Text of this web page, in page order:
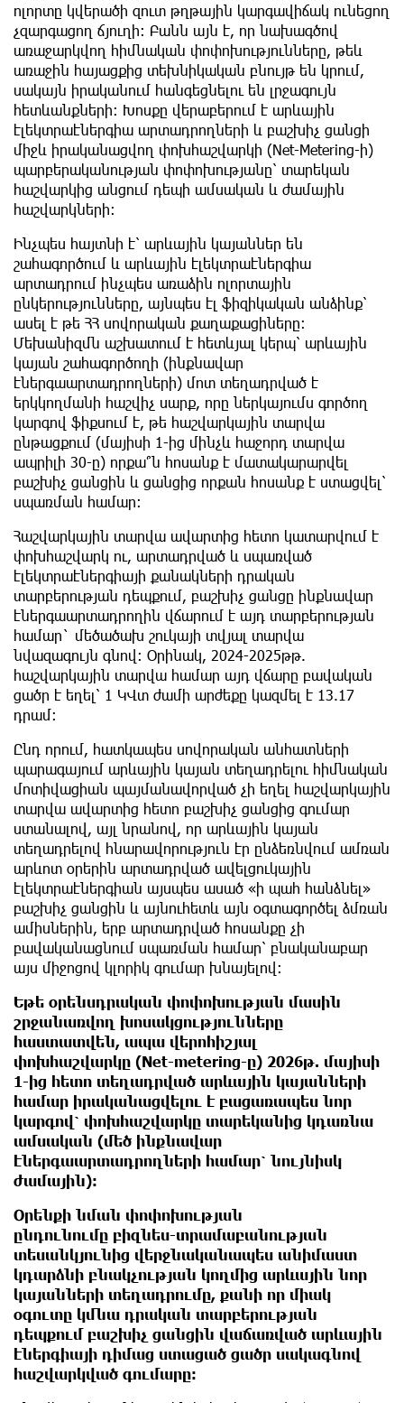
ոլորտը կվերածի զուտ թղթային կարգավիճակ ունեցող
չզարգացող ճյուղի։ Բանն այն է, որ նախագծով
առաջարկվող հիմնական փոփոխությունները, թեև
առաջին հայացքից տեխնիկական բնույթ են կրում,
սակայն իրականում հանգեցնելու են լրջագույն
հետևանքների։ Խոսքը վերաբերում է արևային
էլեկտրաէներգիա արտադրողների և բաշխիչ ցանցի
միջև իրականացվող փոխհաշվարկի (Net-Metering-ի)
պարբերականության փոփոխությանը՝ տարեկան
հաշվարկից անցում դեպի ամսական և ժամային
հաշվարկների։
Ինչպես հայտնի է՝ արևային կայաններ են
շահագործում և արևային էլեկտրաէներգիա
արտադրում ինչպես առաձին ոլորտային
ընկերությունները, այնպես էլ ֆիզիկական անձինք՝
ասել է թե ՀՀ սովորական քաղաքացիները։
Մեխանիզմն աշխատում է հետևյալ կերպ՝ արևային
կայան շահագործողի (ինքնավար
էներգաարտադրողների) մոտ տեղադրված է
երկկողմանի հաշվիչ սարք, որը ներկայումս գործող
կարգով ֆիքսում է, թե հաշվարկային տարվա
ընթացքում (մայիսի 1-ից մինչև հաջորդ տարվա
ապրիլի 30-ը) որքա՞ն հոսանք է մատակարարվել
բաշխիչ ցանցին և ցանցից որքան հոսանք է ստացվել՝
սպառման համար։
Հաշվարկային տարվա ավարտից հետո կատարվում է
փոխհաշվարկ ու, արտադրված և սպառված
էլեկտրաէներգիայի քանակների դրական
տարբերության դեպքում, բաշխիչ ցանցը ինքնավար
էներգաարտադրողին վճարում է այդ տարբերության
համար` մեծածախ շուկայի տվյալ տարվա
նվազագույն գնով։ Օրինակ, 2024-2025թթ.
հաշվարկային տարվա համար այդ վճարը բավական
ցածր է եղել՝ 1 ԿՎտ ժամի արժեքը կազմել է 13.17
դրամ։
Ընդ որում, հատկապես սովորական անհատների
պարագայում արևային կայան տեղադրելու հիմնական
մոտիվացիան պայմանավորված չի եղել հաշվարկային
տարվա ավարտից հետո բաշխիչ ցանցից գումար
ստանալով, այլ նրանով, որ արևային կայան
տեղադրելով հնարավորություն էր ընձեռնվում ամռան
արևոտ օրերին արտադրված ավելցուկային
էլեկտրաէներգիան այսպես ասած «ի պահ հանձնել»
բաշխիչ ցանցին և այնուհետև այն օգտագործել ձմռան
ամիսներին, երբ արտադրված հոսանքը չի
բավականացնում սպառման համար՝ բնականաբար
այս միջոցով կլորիկ գումար խնայելով։
Եթե օրենսդրական փոփոխության մասին
շրջանառվող խոսակցությունները
հաստատվեն, ապա վերոհիշյալ
փոխհաշվարկը (Net-metering-ը) 2026թ. մայիսի
1-ից հետո տեղադրված արևային կայանների
համար իրականացվելու է բացառապես նոր
կարգով՝ փոխհաշվարկը տարեկանից կդառնա
ամսական (մեծ ինքնավար
էներգաարտադրողների համար՝ նույնիսկ
ժամային)։
Օրենքի նման փոփոխության
ընդունումը բիզնես-տրամաբանության
տեսանկյունից վերջնականապես անիմաստ
կդարձնի բնակչության կողմից արևային նոր
կայանների տեղադրումը, քանի որ միակ
օգուտը կմնա դրական տարբերության
դեպքում բաշխիչ ցանցին վաճառված արևային
էներգիայի դիմաց ստացած ցածր սակագնով
հաշվարկված գումարը։